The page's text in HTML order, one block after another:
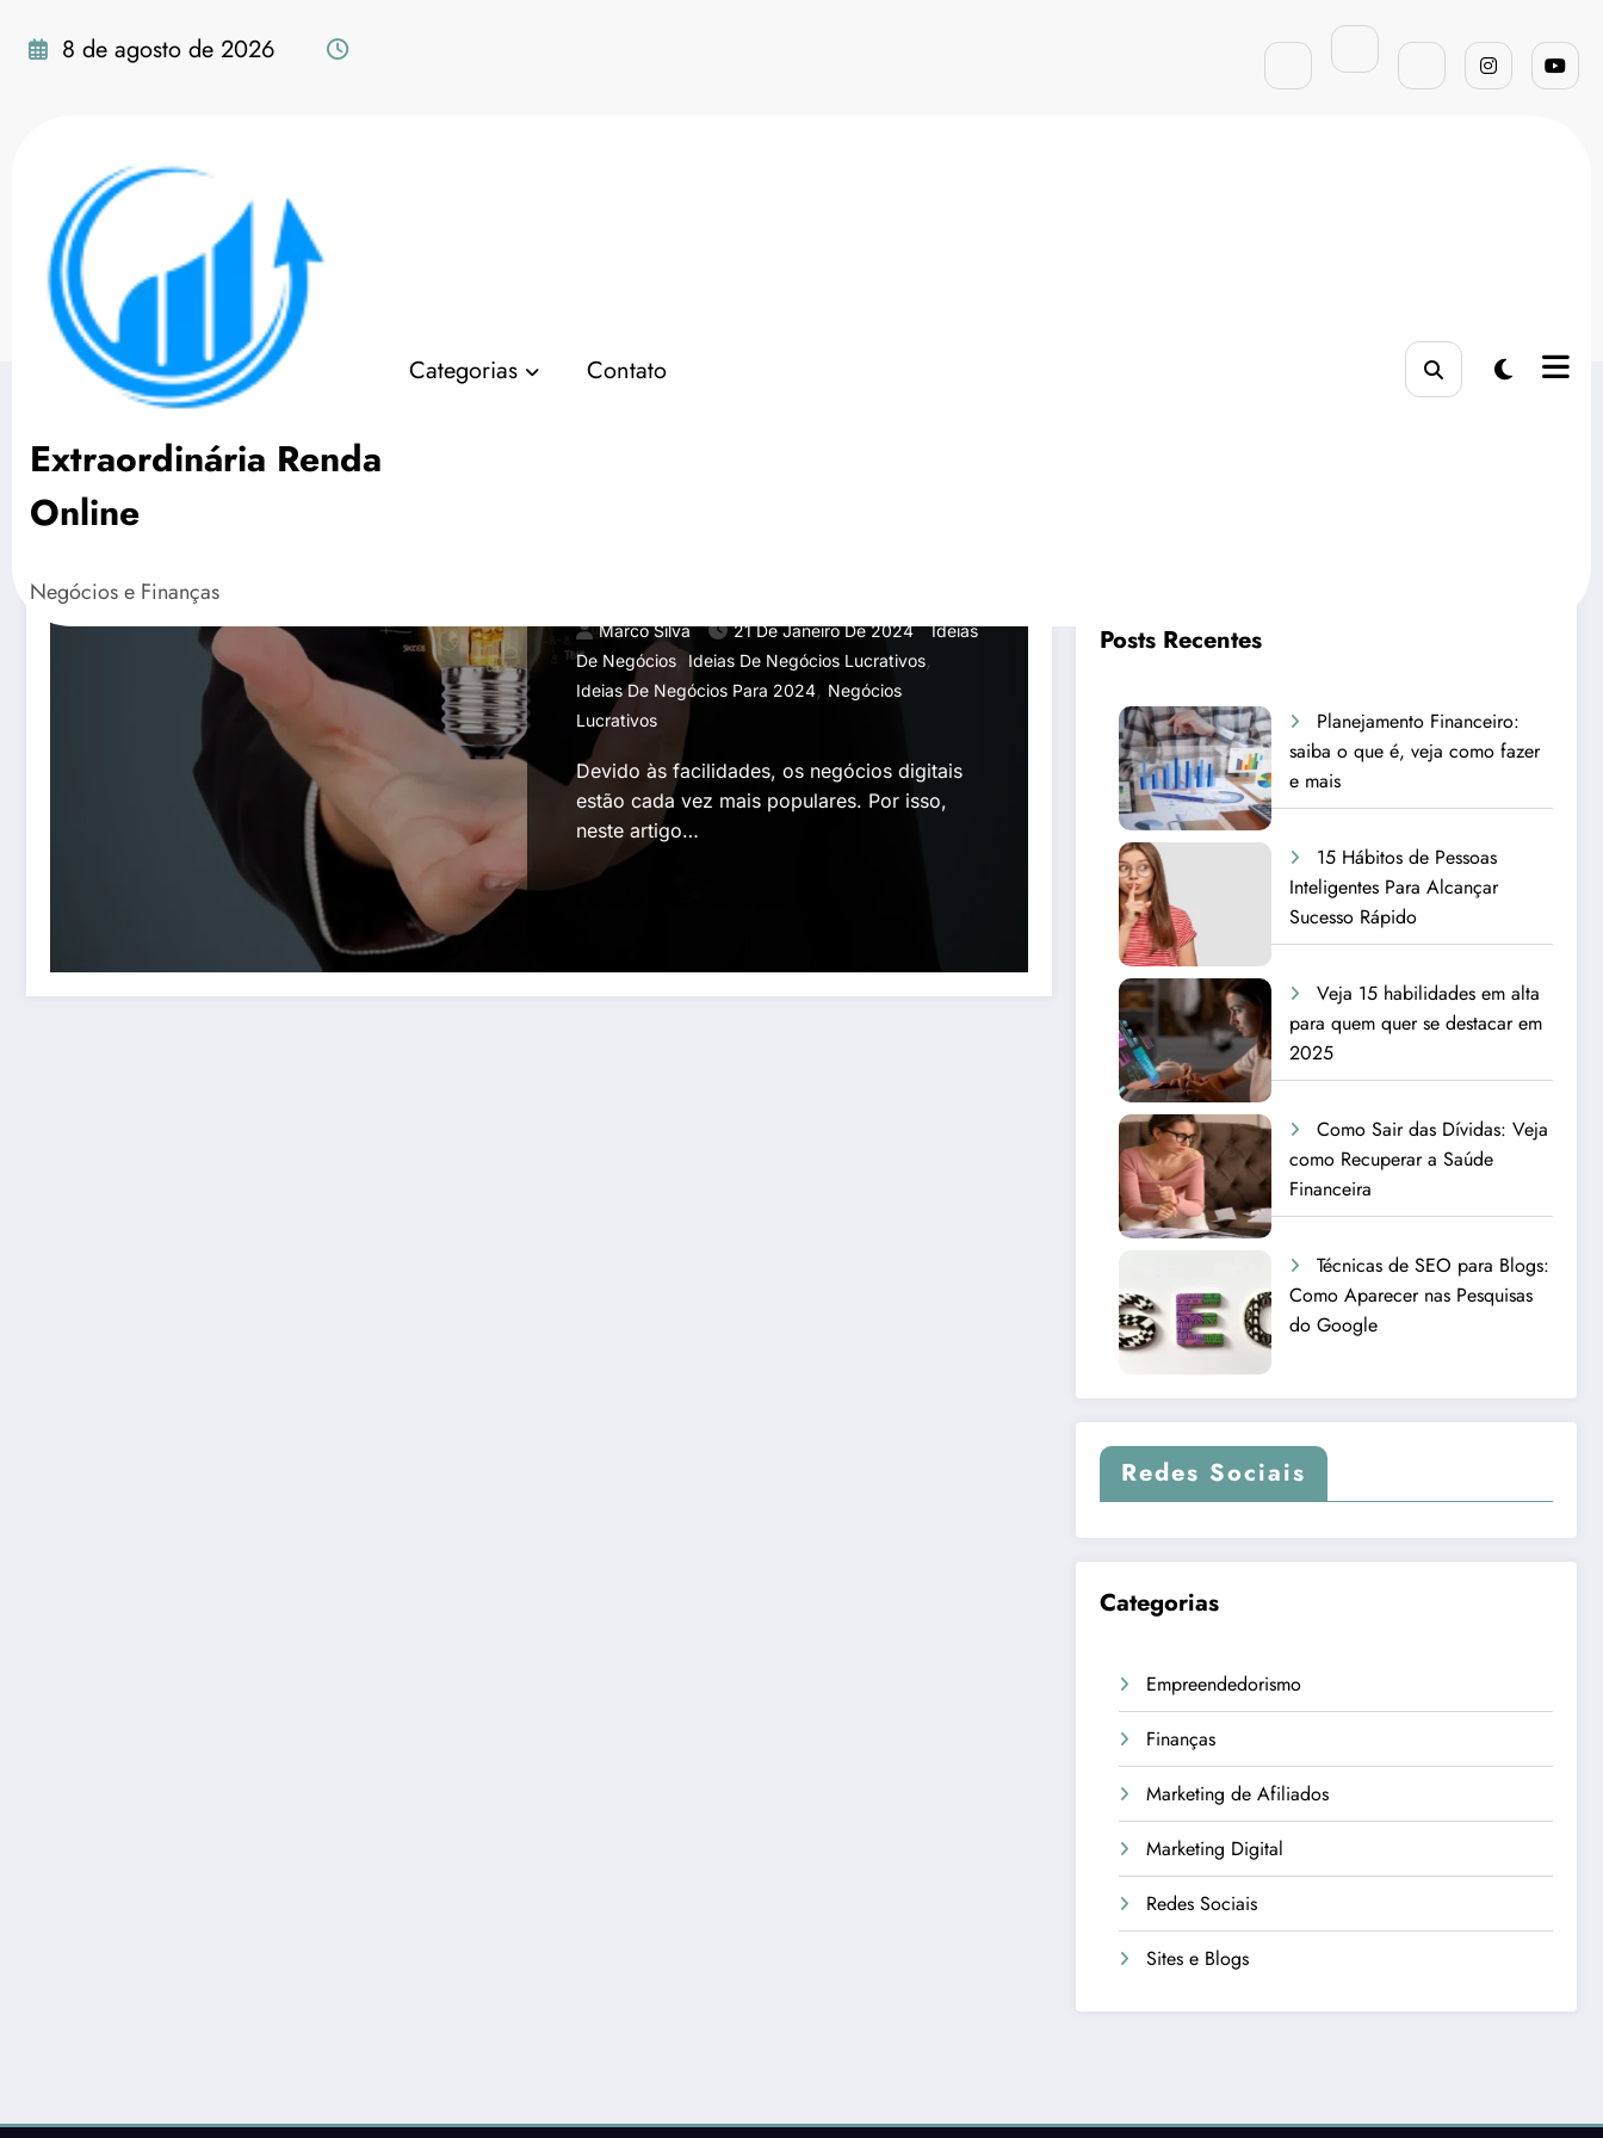
para
8 de agosto de 2026
Extraordinária Renda
Online
Negócios e Finanças
Categorias Contato
Tag: ideias de negócios para 2024
Marco Silva 21 De Janeiro De 2024
Ideias
De Negócios,Ideias De Negócios Lucrativos,
Ideias De Negócios Para 2024, Negócios
Lucrativos
Devido às facilidades, os negócios digitais
estão cada vez mais populares. Por isso,
neste artigo…
Posts Recentes
Planejamento Financeiro:
saiba o que é, veja como fazer
e mais
15 Hábitos de Pessoas
Inteligentes Para Alcançar
Sucesso Rápido
Veja 15 habilidades em alta
para quem quer se destacar em
2025
Como Sair das Dívidas: Veja
como Recuperar a Saúde
Financeira
Técnicas de SEO para Blogs:
Como Aparecer nas Pesquisas
do Google
Redes Sociais
Categorias
Empreendedorismo
Finanças
Marketing de Afiliados
Marketing Digital
Redes Sociais
Sites e Blogs